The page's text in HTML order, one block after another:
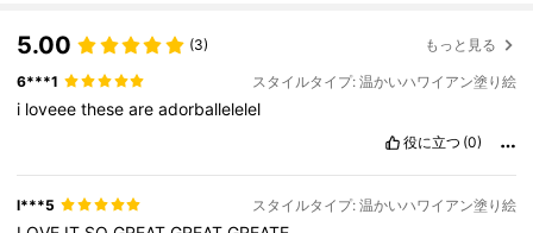
5.00 (3) もっと見る
6***1 スタイルタイプ: 温かいハワイアン塗り絵
i loveeetheseareadorballelelel
役に立つ (0)
l***5 スタイルタイプ: 温かいハワイアン塗り絵